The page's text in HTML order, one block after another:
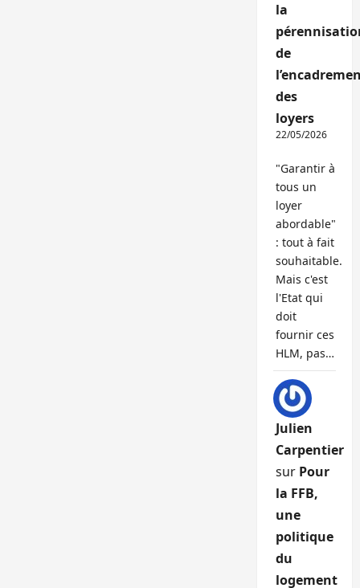
la
de
des
loyers
22/05/2026
"Garantir à
tous un
loyer
abordable"
: tout à fait
souhaitable.
Mais c'est
l'Etat qui
doit
fournir ces
HLM, pas…
Julien
Carpentier
sur Pour
la FFB,
une
politique
du
logement